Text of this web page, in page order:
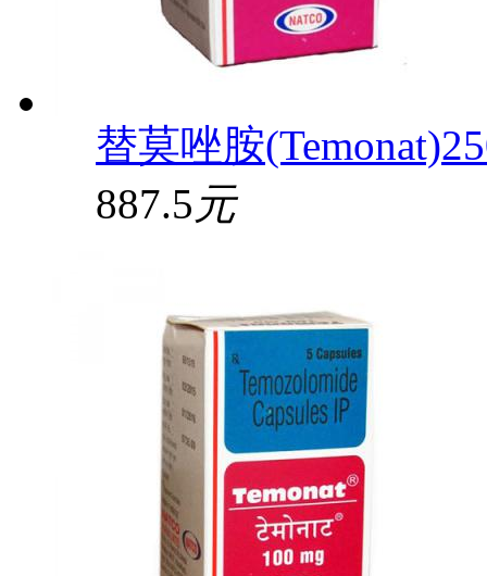
替莫唑胺
887.5 元